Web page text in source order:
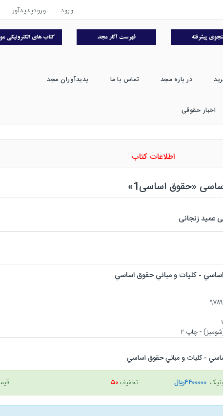
ورود ورودپدیدآور
در باره مجد تماس با ما پدیدآوران مجد
اخبار حقوقی
اطلاعات کتاب
«حقوق اساسی1»
عمید زنجانی
- كليات و مباني حقوق اساسي
- كليات و مباني حقوق اساسي
۴۴۰۰۰۰۰ريال تخفیف:۵۰